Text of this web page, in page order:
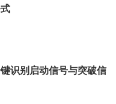
识别启动信号与突破信